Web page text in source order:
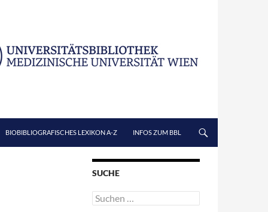
BIOBIBLIOGRAFISCHES LEXIKON A-Z INFOS ZUM BBL
SUCHE
Suchen
nach: